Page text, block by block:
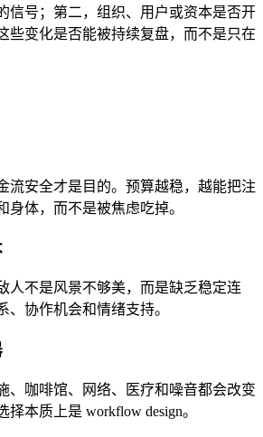
信号；第二，组织、用户或资本是否开
些变化是否能被持续复盘，而不是只在
流安全才是目的。预算越稳，越能把注
身体，而不是被焦虑吃掉。
人不是风景不够美，而是缺乏稳定连
、协作机会和情绪支持。
、咖啡馆、网络、医疗和噪音都会改变
本质上是 workflow design。